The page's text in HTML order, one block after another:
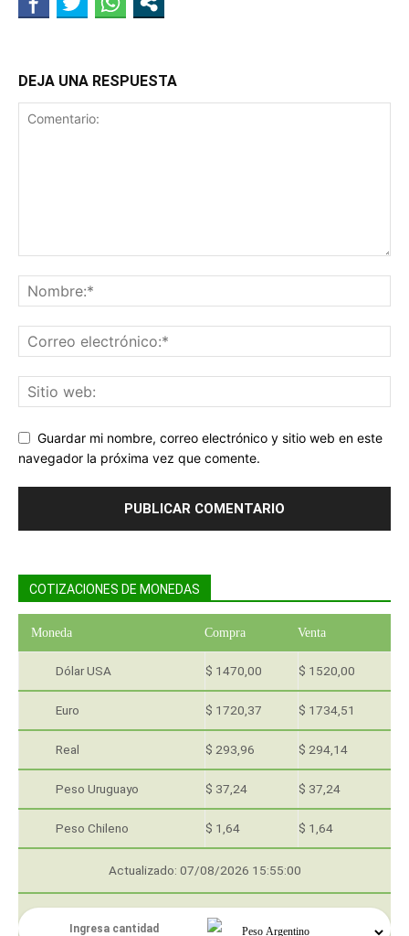
DEJA UNA RESPUESTA
Guardar mi nombre, correo electrónico y sitio web en este
navegador la próxima vez que comente.
COTIZACIONES DE MONEDAS
Moneda Compra Venta
Dólar USA $ 1470,00 $ 1520,00
Euro $ 1720,37 $ 1734,51
Real $ 293,96 $ 294,14
Peso Uruguayo $ 37,24 $ 37,24
Peso Chileno $ 1,64 $ 1,64
Actualizado: 07/08/2026 15:55:00